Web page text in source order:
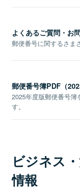
よくあるご質問・お
郵便番号に関するさま
郵便番号簿PDF（
2025年度版郵便番号簿
す。
ビジネス
情報